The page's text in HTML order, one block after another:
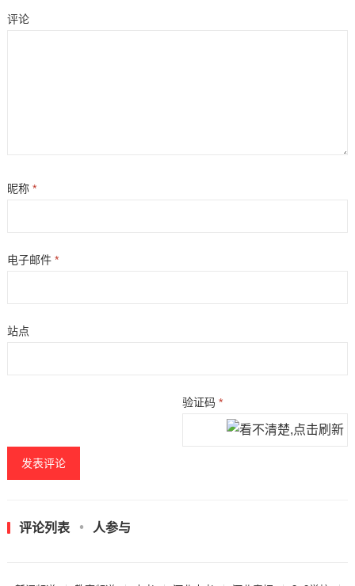
评论
昵称 *
电子邮件 *
站点
验证码*
评论列表 人参与